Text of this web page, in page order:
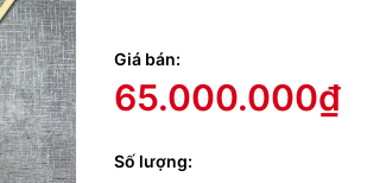
Giá bán:
65.000.000₫
Số lượng:
CHÍNH HÃNG JACOBY SẢN XUẤT
GHÉP 140 MẢNH SIÊU ĐẲNG CẤP
NGHIỆP ĐÁNH BIDA LỖ - POOL
DA KỲ ĐÀ